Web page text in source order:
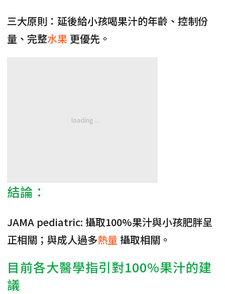
三大原則：延後給小孩喝果汁的年齡、控制份
量、完整水果 更優先。
結論：
JAMA pediatric: 攝取100%果汁與小孩肥胖呈
正相關；與成人過多熱量 攝取相關。
目前各大醫學指引對100%果汁的建
議